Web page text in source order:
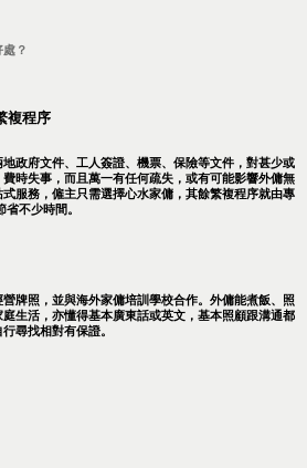
？
複程序
政府文件、工人簽證、機票、保險等文件，對甚少或
時失事，而且萬一有任何疏失，或有可能影響外傭無
服務，僱主只需選擇心水家傭，其餘繁複程序就由專
不少時間。
牌照，並與海外家傭培訓學校合作。外傭能煮飯、照
生活，亦懂得基本廣東話或英文，基本照顧跟溝通都
尋找相對有保證。